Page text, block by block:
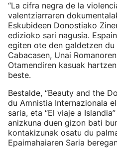
“La cifra negra de la
valentziarraren
Eskubideen Donostiako
edizioko sari nagusia.
egiten ote den galdetzen
Cabacasen, Unai
Otamendiren kasuak
beste.
Bestalde, “Beauty and the
du Amnistia Internazionala
saria, eta “El viaje a
anizkuna duen gizon bati
kontakizunak osatu du
Epaimahaiaren Saria